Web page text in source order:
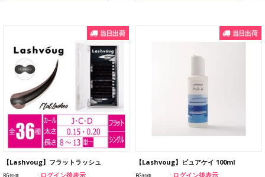
【Lashvoug】フラットラッシュ
BG卸価 ログイン後表示
【Lashvoug】ピュアケイ 100ml
BG卸価 ログイン後表示